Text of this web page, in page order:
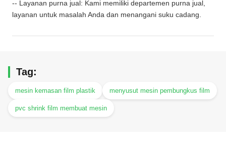
-- Layanan purna jual: Kami memiliki departemen purna jual,
layanan untuk masalah Anda dan menangani suku cadang.
Tag:
mesin kemasan film plastik menyusut mesin pembungkus film
pvc shrink film membuat mesin